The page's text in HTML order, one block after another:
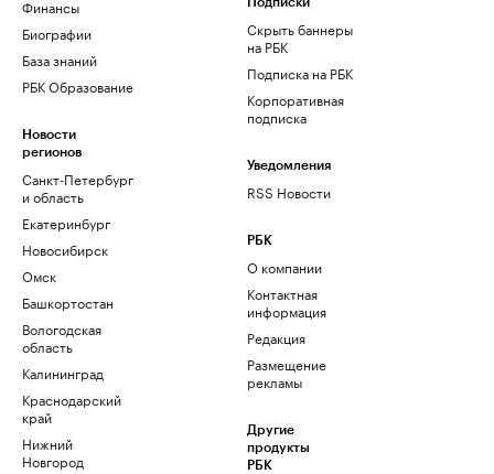
Финансы
Биографии
База знаний
РБК Образование
Новости
регионов
Санкт-Петербург
и область
Екатеринбург
Новосибирск
Омск
Башкортостан
Вологодская
область
Калининград
Краснодарский
край
Нижний
Новгород
Скрыть баннеры
на РБК
Подписка на РБК
Корпоративная
подписка
Уведомления
RSS Новости
РБК
О компании
Контактная
информация
Редакция
Размещение
рекламы
Другие
продукты
РБК